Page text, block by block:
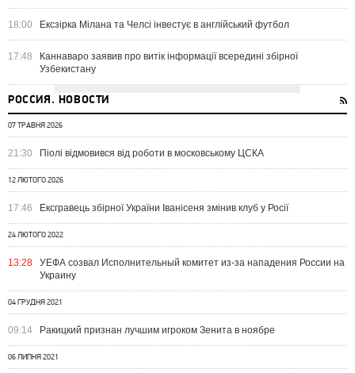
18:00 Ексзірка Мілана та Челсі інвестує в англійський футбол
17:48
Каннаваро заявив про витік інформації всередині збірної
Узбекистану
РОССИЯ. НОВОСТИ
07 ТРАВНЯ 2026
21:30 Піолі відмовився від роботи в московському ЦСКА
12 ЛЮТОГО 2026
17:46 Ексгравець збірної України Іванісеня змінив клуб у Росії
24 ЛЮТОГО 2022
13:28
УЕФА созвал Исполнительный комитет из-за нападения России на
Украину
04 ГРУДНЯ 2021
09:14 Ракицкий признан лучшим игроком Зенита в ноябре
06 ЛИПНЯ 2021